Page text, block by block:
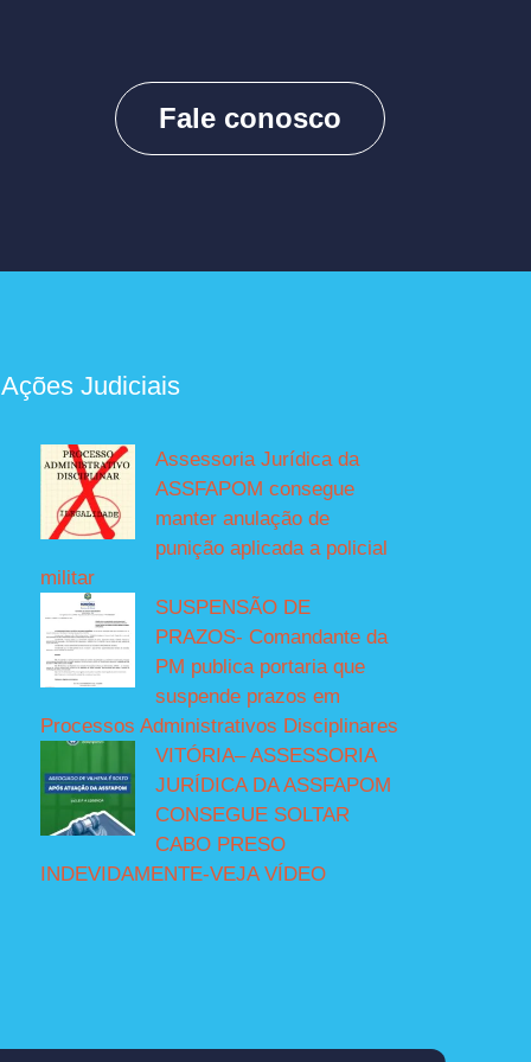
Fale conosco
Judiciais
Assessoria Jurídica da
ASSFAPOM consegue
manter anulação de
punição aplicada a policial
militar
SUSPENSÃO DE
PRAZOS- Comandante da
PM publica portaria que
suspende prazos em
Processos Administrativos Disciplinares
VITÓRIA– ASSESSORIA
JURÍDICA DA ASSFAPOM
CONSEGUE SOLTAR
CABO PRESO
INDEVIDAMENTE-VEJA VÍDEO